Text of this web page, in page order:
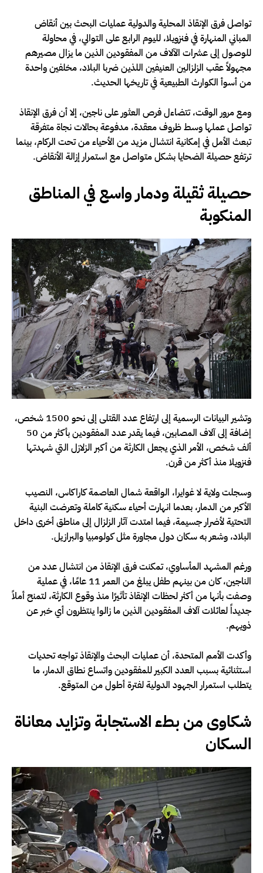
تواصل فرق الإنقاذ المحلية والدولية عمليات البحث بين أنقاض
المباني المنهارة في فنزويلا، لليوم الرابع على التوالي، في محاولة
للوصول إلى عشرات الآلاف من المفقودين الذين ما يزال مصيرهم
مجهولاً عقب الزلزالين العنيفين اللذين ضربا البلاد، مخلفين واحدة
من أسوأ الكوارث الطبيعية في تاريخها الحديث.
ومع مرور الوقت، تتضاءل فرص العثور على ناجين، إلا أن فرق الإنقاذ
تواصل عملها وسط ظروف معقدة، مدفوعة بحالات نجاة متفرقة
تبعث الأمل في إمكانية انتشال مزيد من الأحياء من تحت الركام، بينما
ترتفع حصيلة الضحايا بشكل متواصل مع استمرار إزالة الأنقاض.
حصيلة ثقيلة ودمار واسع في المناطق
المنكوبة
وتشير البيانات الرسمية إلى ارتفاع عدد القتلى إلى نحو 1500 شخص،
إضافة إلى آلاف المصابين، فيما يقدر عدد المفقودين بأكثر من 50
ألف شخص، الأمر الذي يجعل الكارثة من أكبر الزلازل التي شهدتها
فنزويلا منذ أكثر من قرن.
وسجلت ولاية لا غوايرا، الواقعة شمال العاصمة كاراكاس، النصيب
الأكبر من الدمار، بعدما انهارت أحياء سكنية كاملة وتعرضت البنية
التحتية لأضرار جسيمة، فيما امتدت آثار الزلزال إلى مناطق أخرى داخل
البلاد، وشعر به سكان دول مجاورة مثل كولومبيا والبرازيل.
ورغم المشهد المأساوي، تمكنت فرق الإنقاذ من انتشال عدد من
الناجين، كان من بينهم طفل يبلغ من العمر 11 عامًا، في عملية
وصفت بأنها من أكثر لحظات الإنقاذ تأثيرًا منذ وقوع الكارثة، لتمنح أملاً
جديداً لعائلات آلاف المفقودين الذين ما زالوا ينتظرون أي خبر عن
ذويهم.
وأكدت الأمم المتحدة، أن عمليات البحث والإنقاذ تواجه تحديات
استثنائية بسبب العدد الكبير للمفقودين واتساع نطاق الدمار، ما
يتطلب استمرار الجهود الدولية لفترة أطول من المتوقع.
شكاوى من بطء الاستجابة وتزايد معاناة
السكان